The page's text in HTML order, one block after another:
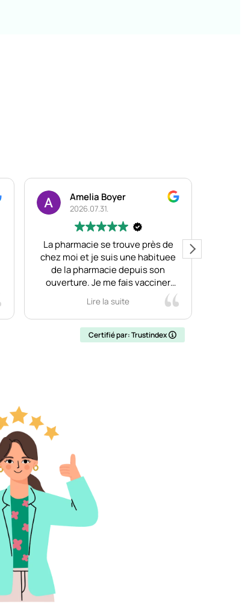
Amelia Boyer
2026.07.31.
La pharmacie se trouve près de
chez moi et je suis une habituee
de la pharmacie depuis son
ouverture. Je me fais vacciner
J'ai également fait une
télécommunications et je suis
tres contente, très satisfaite. Je
recommande cette pharmacie
Lire la suite
Certifié par: Trustindex